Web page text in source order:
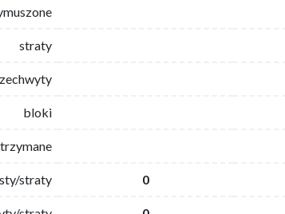
straty
bloki
straty 0